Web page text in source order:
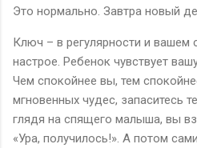
Это нормально. Завтра новый
Ключ – в регулярности и вашем
настрое. Ребенок чувствует
Чем спокойнее вы, тем
мгновенных чудес, запаситесь
глядя на спящего малыша, вы
«Ура, получилось!». А потом